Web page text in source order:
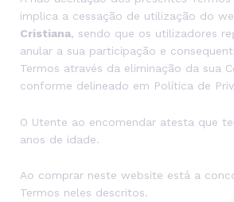
implica a cessação de utilização do
Cristiana, sendo que os utilizadores
anular a sua participação e
Termos através da eliminação da sua
conforme delineado em Política de
O Utente ao encomendar atesta que
anos de idade.
Ao comprar neste website está a
Termos neles descritos.